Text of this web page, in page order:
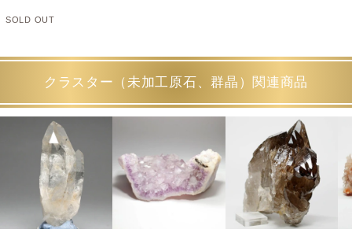
SOLD OUT
クラスター（未加工原石、群晶）関連商品